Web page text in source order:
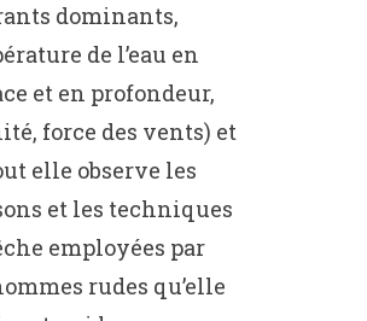
dominants,
de l’eau en
et en profondeur,
force des vents) et
elle observe les
et les techniques
employées par
rudes qu’elle